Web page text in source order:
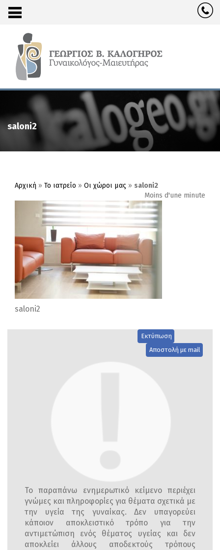
saloni2
Αρχική » Το ιατρείο » Οι χώροι μας » saloni2
Moins d'une minute
saloni2
Εκτύπωση
Αποστολή με mail
Το παραπάνω ενημερωτικό κείμενο περιέχει
γνώμες και πληροφορίες για θέματα σχετικά με
την υγεία της γυναίκας. Δεν υπαγορεύει
κάποιον αποκλειστικό τρόπο για την
αντιμετώπιση ενός θέματος υγείας και δεν
αποκλείει άλλους αποδεκτούς τρόπους